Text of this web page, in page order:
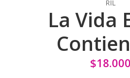
RIL
La Vida
$18.000